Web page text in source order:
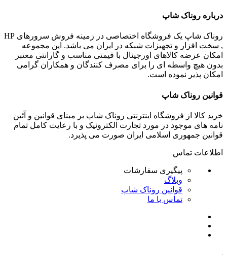
درباره روناک شاپ
روناک شاپ یک فروشگاه اختصاصی در زمینه فروش سرورهای HP
, سخت افزار و تجهیزات شبکه در ایران می باشد. این مجموعه
امکان عرضه کالاهای اورجینال با قیمتی مناسب و گارانتی معتبر
بدون هیچ واسطه ای را برای مصرف کنندگان و همکاران گرامی
امکان پذیر نموده است.
قوانین روناک شاپ
خرید کالا از فروشگاه اینترنتی روناک شاپ بر مبنای قوانین و آئین
نامه های موجود در مورد تجارت الکترونیک و با رعایت کامل تمام
قوانین جمهوری اسلامی ایران صورت می پذیرد.
اطلاعات تماس
پیگیری سفارشات
وبلاگ
قوانین روناک شاپ
تماس با ما